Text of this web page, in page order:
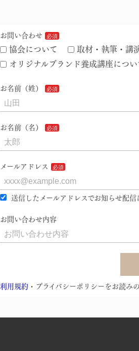
お問い合わせ
協会について 取材・執筆・講
オリジナルブランド養成講座につい
お名前（姓）
お名前（名）
メールアドレス
送信したメールアドレスでお知らせ配信
お問い合わせ内容
利用規約 ・プライバシーポリシーをお読み